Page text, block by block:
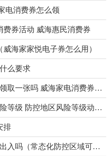
电消费券怎么领
费券活动 威海惠民消费券
海家家悦电子券怎么用）
么要求
家电消费券每天只能领取一张吗是真的吗
防控地区风险等级动态管理
排
常态化防控区域可以去外地吗）